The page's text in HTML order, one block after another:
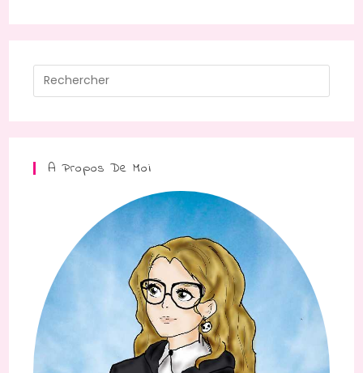
A Propos De Moi